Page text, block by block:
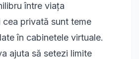
între viața
privată sunt teme
în cabinetele virtuale.
ajuta să setezi limite